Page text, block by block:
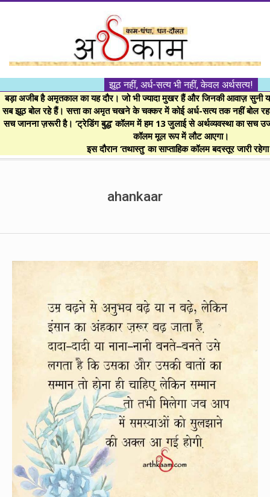
।।
अर्थकाम।।
BE
FINANCIALLY
झूठ नहीं, अर्ध-सत्य भी नहीं, केवल अर्थसत्य!
बड़ा अजीब है अमृतकाल का यह दौर। जो भी ज्यादा मुखर हैं और जिनकी आवाज़ सुनी
सब झूठ बोल रहे हैं। सत्ता का अमृत चखने के चक्कर में कोई अर्ध-सत्य तक नहीं बोल
सच जानना ज़रूरी है। ‘ट्रेडिंग बुद्ध’ कॉलम में हम 13 जुलाई से अर्थव्यवस्था का सच
कॉलम मूल रूप में लौट आएगा।
इस दौरान ‘तथास्तु’ का साप्ताहिक कॉलम बदस्तूर जारी
ahankaar